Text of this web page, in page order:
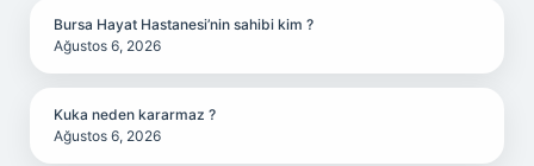
Bursa Hayat Hastanesi’nin sahibi kim ?
Ağustos 6, 2026
Kuka neden kararmaz ?
Ağustos 6, 2026